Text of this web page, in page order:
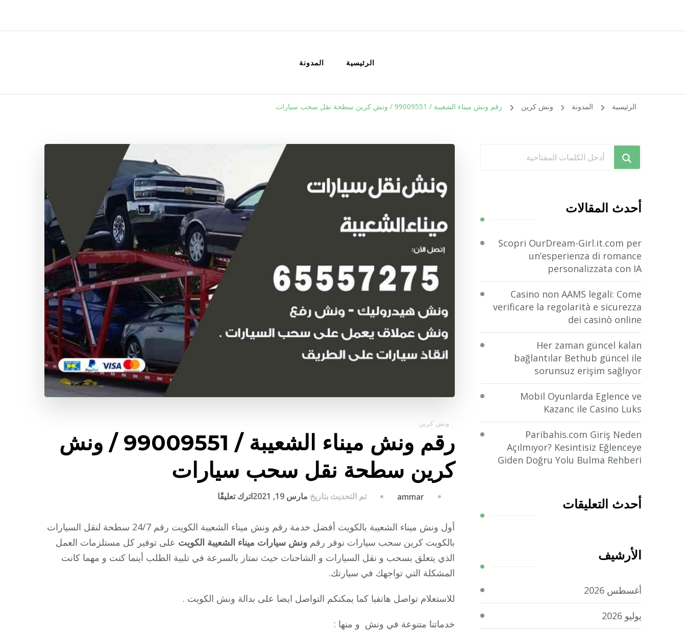
الرئيسية المدونة
الرئيسية المدونة ونش كرين رقم ونش ميناء الشعيبة / 99009551‬ / ونش كرين سطحة نقل سحب سيارات
ونش كرين
رقم ونش ميناء الشعيبة / 99009551‬ / ونش
كرين سطحة نقل سحب سيارات
ammar تم التحديث بتاريخ مارس 19, 2021 اترك تعليقًا
ونش
ميناء
الشعيبة
/
ونش
أول ونش ميناء الشعيبة بالكويت أفضل خدمة رقم ونش ميناء الشعيبة الكويت رقم 24/7 سطحة لنقل السيارات
بالكويت كرين سحب سيارات نوفر رقم ونش سيارات ميناء الشعيبة الكويت على توفير كل مستلزمات العمل
الذي يتعلق بسحب و نقل السيارات و الشاحنات حيث نمتاز بالسرعة في تلبية الطلب أينما كنت و مهما كانت
المشكلة التي تواجهك في سيارتك.
للاستعلام تواصل هاتفيا كما يمكنكم التواصل ايضا على بدالة ونش الكويت .
خدماتنا متنوعة في ونش و منها :
تبحث
شيء
ما؟
أحدث المقالات
Scopri OurDream-Girl.it.com per
un’esperienza di romance
personalizzata con IA
Casino non AAMS legali: Come
verificare la regolarità e sicurezza
dei casinò online
Her zaman güncel kalan
bağlantılar Bethub güncel ile
sorunsuz erişim sağlıyor
Mobil Oyunlarda Eglence ve
Kazanc ile Casino Luks
Paribahis.com Giriş Neden
Açılmıyor? Kesintisiz Eğlenceye
Giden Doğru Yolu Bulma Rehberi
أحدث التعليقات
الأرشيف
أغسطس 2026
يوليو 2026